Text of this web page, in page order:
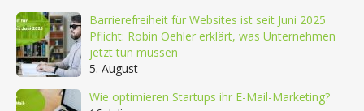
Barrierefreiheit für Websites ist seit Juni 2025
Pflicht: Robin Oehler erklärt, was Unternehmen
jetzt tun müssen
5. August
Wie optimieren Startups ihr E-Mail-Marketing?